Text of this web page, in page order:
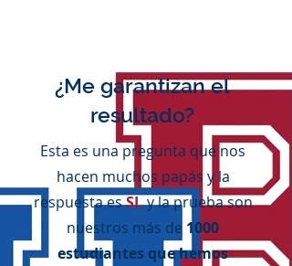
¿Me garantizan el
resultado?
Esta es una pregunta que nos
hacen muchos papás y la
respuesta esSI,y la prueba son
nuestros más de 1000
estudiantes que hemos